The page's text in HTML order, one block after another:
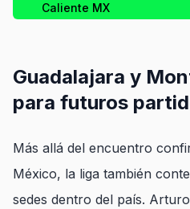
Caliente MX
Guadalajara y
para futuros
Más allá del encuentro
México, la liga también
sedes dentro del país.